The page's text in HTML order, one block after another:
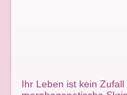
​Ihr Leben ist kein